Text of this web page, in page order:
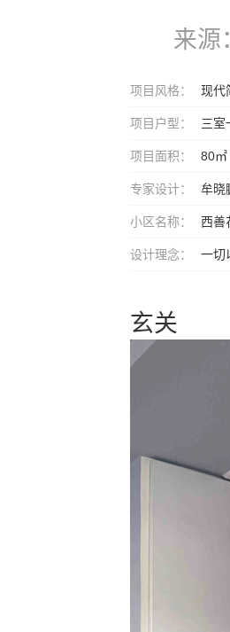
来源
项目风格： 现代
项目户型： 三室
项目面积： 80㎡
专家设计： 牟晓
小区名称： 西善
设计理念： 一切
玄关